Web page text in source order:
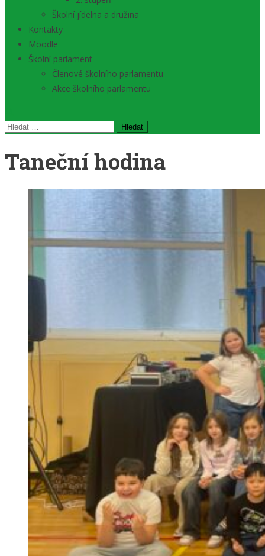
Školní jídelna a družina
Kontakty
Moodle
Školní parlament
Členové školního parlamentu
Akce školního parlamentu
Vyhledávání
Taneční hodina